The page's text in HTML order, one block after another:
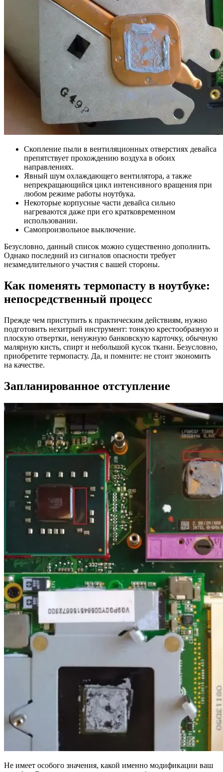
Скопление пыли в вентиляционных отверстиях девайса
препятствует прохождению воздуха в обоих
направлениях.
Явный шум охлаждающего вентилятора, а также
непрекращающийся цикл интенсивного вращения при
любом режиме работы ноутбука.
Некоторые корпусные части девайса сильно
нагреваются даже при его кратковременном
использовании.
Самопроизвольное выключение.
Безусловно, данный список можно существенно дополнить.
Однако последний из сигналов опасности требует
незамедлительного участия с вашей стороны.
Как поменять термопасту в ноутбуке:
непосредственный процесс
Прежде чем приступить к практическим действиям, нужно
подготовить нехитрый инструмент: тонкую крестообразную и
плоскую отвертки, ненужную банковскую карточку, обычную
малярную кисть, спирт и небольшой кусок ткани. Безусловно,
приобретите термопасту. Да, и помните: не стоит экономить
на качестве.
Запланированное отступление
Не имеет особого значения, какой именно модификации ваш